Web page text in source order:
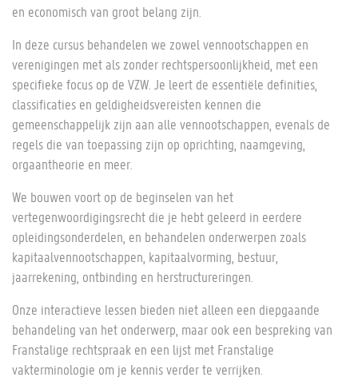
en economisch van groot belang zijn.
In deze cursus behandelen we zowel vennootschappen en
verenigingen met als zonder rechtspersoonlijkheid, met een
specifieke focus op de VZW. Je leert de essentiële definities,
classificaties en geldigheidsvereisten kennen die
gemeenschappelijk zijn aan alle vennootschappen, evenals de
regels die van toepassing zijn op oprichting, naamgeving,
orgaantheorie en meer.
We bouwen voort op de beginselen van het
vertegenwoordigingsrecht die je hebt geleerd in eerdere
opleidingsonderdelen, en behandelen onderwerpen zoals
kapitaalvennootschappen, kapitaalvorming, bestuur,
jaarrekening, ontbinding en herstructureringen.
Onze interactieve lessen bieden niet alleen een diepgaande
behandeling van het onderwerp, maar ook een bespreking van
Franstalige rechtspraak en een lijst met Franstalige
vakterminologie om je kennis verder te verrijken.